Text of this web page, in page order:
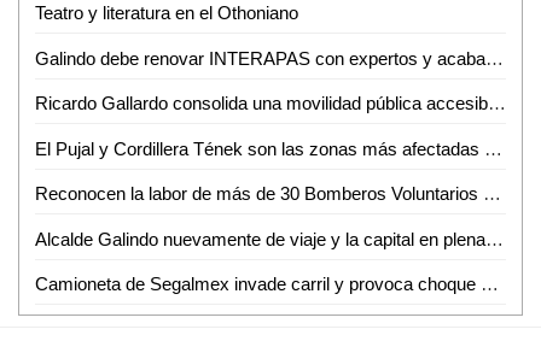
Teatro y literatura en el Othoniano
Galindo debe renovar INTERAPAS con expertos y acabar con la corrupción: Toño Lorca
Ricardo Gallardo consolida una movilidad pública accesible y gratuita en el estado
El Pujal y Cordillera Tének son las zonas más afectadas por las lluvias: David Medina
Reconocen la labor de más de 30 Bomberos Voluntarios de Tamuín con misa y festejo especial
Alcalde Galindo nuevamente de viaje y la capital en plena crisis por lluvias; crece el enojo ciudadano por baches
Camioneta de Segalmex invade carril y provoca choque en la Valles–Chantol